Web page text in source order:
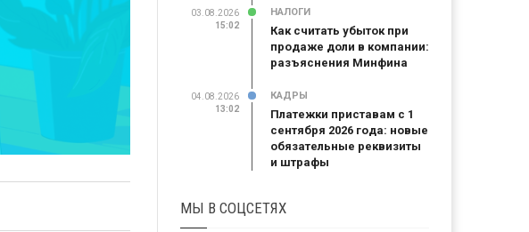
03.08.2026
15:02
НАЛОГИ
Как считать убыток при
продаже доли в компании:
разъяснения Минфина
04.08.2026
13:02
КАДРЫ
Платежки приставам с 1
сентября 2026 года: новые
обязательные реквизиты
и штрафы
МЫ В СОЦСЕТЯХ